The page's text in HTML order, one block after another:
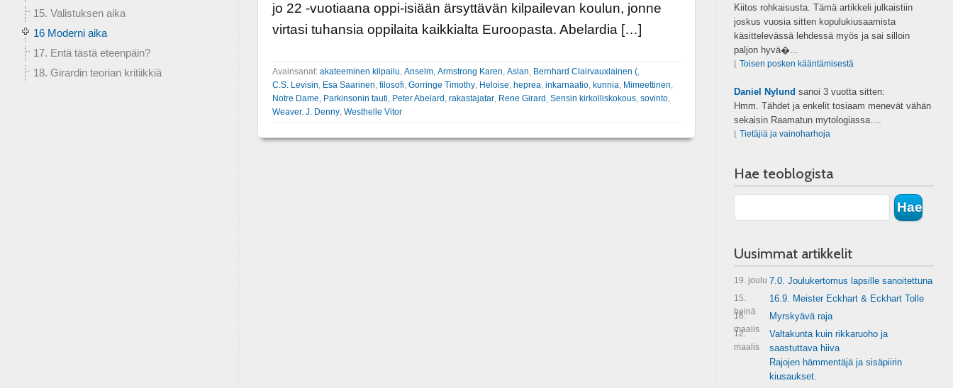
jo 22 -vuotiaana oppi-isiään ärsyttävän kilpailevan koulun, jonne
virtasi tuhansia oppilaita kaikkialta Euroopasta. Abelardia […]
Avainsanat: akateeminen kilpailu Anselm, Armstrong Karen Aslan Bernhard Clairvauxlainen (,
C.S. Levisin Esa Saarinen filosofi Gorringe Timothy, Heloise heprea inkarnaatio, kunnia Mimeettinen
Notre Dame Parkinsonin tauti Peter Abelard rakastajatar, Rene Girard Sensin kirkolliskokous, sovinto,
Weaver. J. Denny, Westhelle Vitor
15. Valistuksen aika
16 Moderni aika
17. Entä tästä eteenpäin?
18. Girardin teorian kritiikkiä
Kiitos rohkaisusta. Tämä artikkeli julkaistiin
joskus vuosia sitten kopulukiusaamista
käsittelevässä lehdessä myös ja sai silloin
paljon hyvä�...
Toisen posken kääntämisestä
Daniel Nylund sanoi 3 vuotta sitten:
Hmm. Tähdet ja enkelit tosiaam menevät vähän
sekaisin Raamatun mytologiassa....
Tietäjiä ja vainoharhoja
Hae teoblogista
Uusimmat artikkelit
19. joulu 7.0. Joulukertomus lapsille sanoitettuna
15.
heinä
16.9. Meister Eckhart & Eckhart Tolle
16.
maalis
Myrskyävä raja
12.
maalis
Valtakunta kuin rikkaruoho ja
saastuttava hiiva
Rajojen hämmentäjä ja sisäpiirin
kiusaukset.